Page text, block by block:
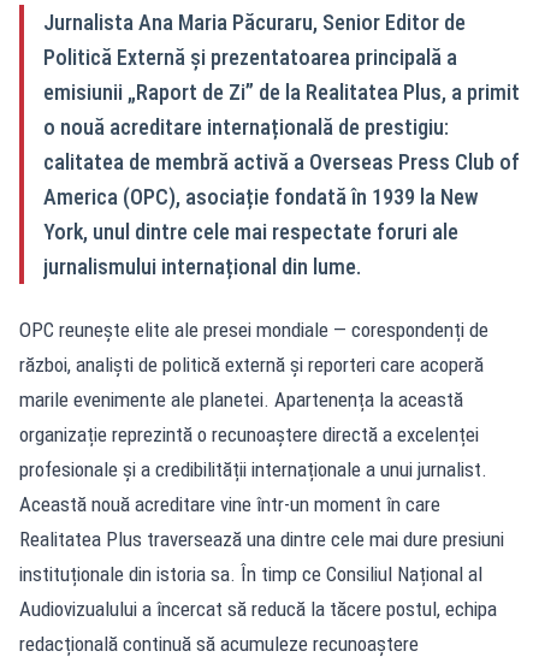
Jurnalista Ana Maria Păcuraru, Senior Editor de
Politică Externă și prezentatoarea principală a
emisiunii „Raport de Zi” de la Realitatea Plus, a primit
o nouă acreditare internațională de prestigiu:
calitatea de membră activă a Overseas Press Club of
America (OPC), asociație fondată în 1939 la New
York, unul dintre cele mai respectate foruri ale
jurnalismului internațional din lume.
OPC reunește elite ale presei mondiale — corespondenți de
război, analiști de politică externă și reporteri care acoperă
marile evenimente ale planetei. Apartenența la această
organizație reprezintă o recunoaștere directă a excelenței
profesionale și a credibilității internaționale a unui jurnalist.
Această nouă acreditare vine într-un moment în care
Realitatea Plus traversează una dintre cele mai dure presiuni
instituționale din istoria sa. În timp ce Consiliul Național al
Audiovizualului a încercat să reducă la tăcere postul, echipa
redacțională continuă să acumuleze recunoaștere